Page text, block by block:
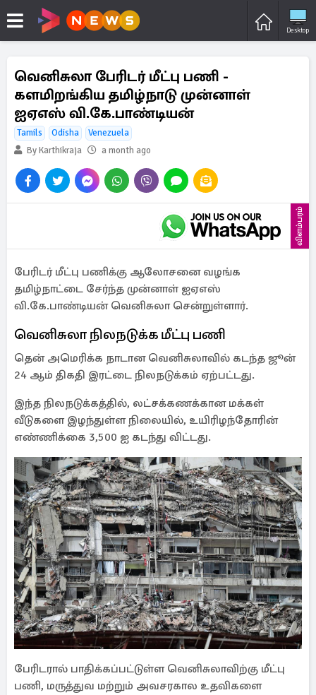
Desktop
வெனிசுலா பேரிடர் மீட்பு பணி -
களமிறங்கிய தமிழ்நாடு முன்னாள்
ஐஏஎஸ் வி.கே.பாண்டியன்
Tamils Odisha
Venezuela
By Karthikraja
a month ago
விளம்பரம்
பேரிடர் மீட்பு பணிக்கு ஆலோசனை வழங்க
தமிழ்நாட்டை சேர்ந்த முன்னாள் ஐஏஎஸ்
வி.கே.பாண்டியன் வெனிசுலா சென்றுள்ளார்.
வெனிசுலா நிலநடுக்க மீட்பு பணி
தென் அமெரிக்க நாடான வெனிசுலாவில் கடந்த ஜூன்
24 ஆம் திகதி இரட்டை நிலநடுக்கம் ஏற்பட்டது.
இந்த நிலநடுக்கத்தில், லட்சக்கணக்கான மக்கள்
வீடுகளை இழந்துள்ள நிலையில், உயிரிழந்தோரின்
எண்ணிக்கை 3,500 ஐ கடந்து விட்டது.
பேரிடரால் பாதிக்கப்பட்டுள்ள வெனிசுலாவிற்கு மீட்பு
பணி, மருத்துவ மற்றும் அவசரகால உதவிகளை